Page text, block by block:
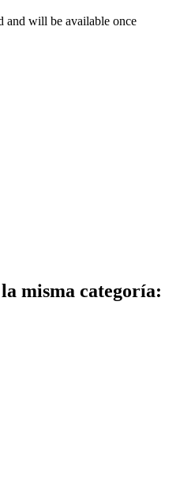
and will be available once
misma categoría: